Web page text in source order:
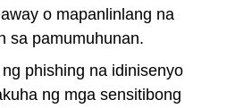
o mapanlinlang na
sa pamumuhunan.
phishing na idinisenyo
ng mga sensitibong